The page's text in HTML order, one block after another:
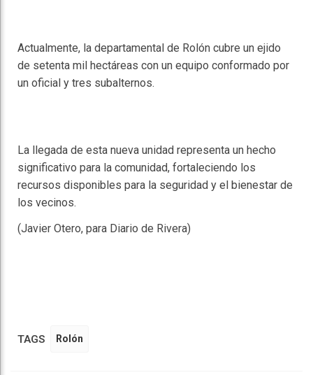
Actualmente, la departamental de Rolón cubre un ejido
de setenta mil hectáreas con un equipo conformado por
un oficial y tres subalternos.
La llegada de esta nueva unidad representa un hecho
significativo para la comunidad, fortaleciendo los
recursos disponibles para la seguridad y el bienestar de
los vecinos.
(Javier Otero, para Diario de Rivera)
TAGS Rolón